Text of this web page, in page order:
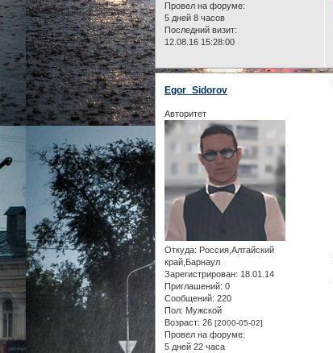
Провел на форуме:
5 дней 8 часов
Последний визит:
12.08.16 15:28:00
Egor_Sidorov
Авторитет
Откуда: Россия,Алтайский
край,Барнаул
Зарегистрирован: 18.01.14
Приглашений: 0
Сообщений: 220
Пол: Мужской
Возраст: 26 [2000-05-02]
Провел на форуме:
5 дней 22 часа